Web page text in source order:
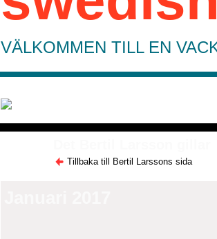
VÄLKOMMEN TILL EN
Tillbaka till Bertil Larssons sida